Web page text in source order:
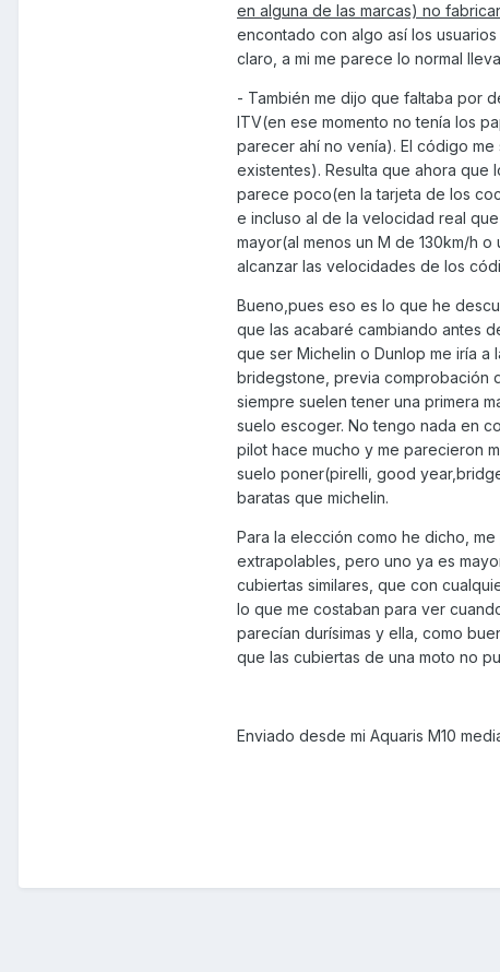
en alguna de las marcas) no
encontado con algo así los
claro, a mi me parece lo normal
- También me dijo que faltaba por
ITV(en ese momento no tenía los
parecer ahí no venía). El código
existentes). Resulta que ahora que
parece poco(en la tarjeta de los
e incluso al de la velocidad real
mayor(al menos un M de 130km/h
alcanzar las velocidades de los
Bueno,pues eso es lo que he
que las acabaré cambiando antes
que ser Michelin o Dunlop me iría a
bridegstone, previa comprobación
siempre suelen tener una primera
suelo escoger. No tengo nada en
pilot hace mucho y me parecieron
suelo poner(pirelli, good
baratas que michelin.
Para la elección como he dicho,
extrapolables, pero uno ya es
cubiertas similares, que con
lo que me costaban para ver
parecían durísimas y ella, como
que las cubiertas de una moto no
Enviado desde mi Aquaris M10